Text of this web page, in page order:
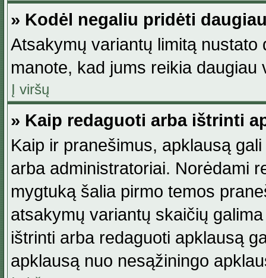
» Kodėl negaliu pridėti
Atsakymų variantų limitą
manote, kad jums reikia daugiau
Į viršų
» Kaip redaguoti arba ištrinti
Kaip ir pranešimus, apklausą
arba administratoriai. Norėdami
mygtuką šalia pirmo temos
atsakymų variantų skaičių
ištrinti arba redaguoti apklausą
apklausą nuo nesąžiningo